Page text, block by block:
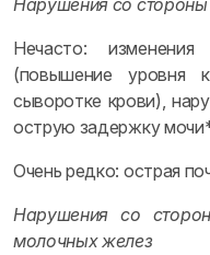
Нарушения со
Нечасто:
(повышение уровня
сыворотке крови),
острую задержку
Очень редко: острая
Нарушения со
молочных желез